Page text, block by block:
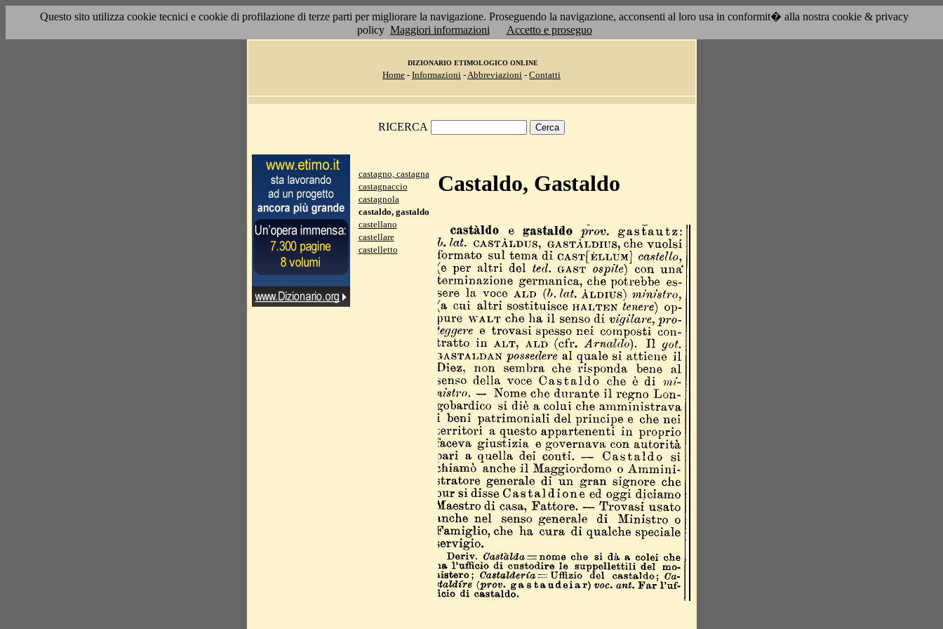
Questo sito utilizza cookie tecnici e cookie di profilazione di terze parti per migliorare la navigazione. Proseguendo la navigazione, acconsenti al loro usa in conformit� alla nostra cookie & privacy
policy Maggiori informazioni Accetto e proseguo
DIZIONARIO ETIMOLOGICO ONLINE
Home - Informazioni -Abbreviazioni - Contatti
RICERCA
castagno, castagna
castagnaccio
castagnola
castaldo, gastaldo
castellano
castellare
castelletto
Castaldo, Gastaldo